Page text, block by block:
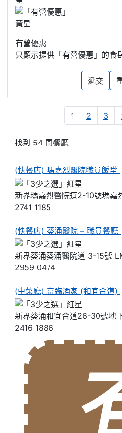
有營優惠
只顯示提供「有營優惠」的食
遞交
1 2 3
找到 54 間餐廳
(快餐店) 瑪嘉烈醫院職員飯堂
新界瑪嘉烈醫院道2-10號瑪嘉
2741 1185
(快餐店) 葵涌醫院 – 職員餐廳
新界葵涌葵涌醫院道 3-15號
2959 0474
(中菜廳) 富臨酒家 (和宜合道)
新界葵涌和宜合道26-30號地
2416 1886